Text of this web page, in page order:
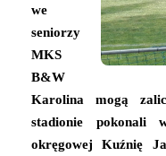
we
seniorzy
MKS
B&W
Karolina mogą
stadionie pokonali
okręgowej Kuźnię